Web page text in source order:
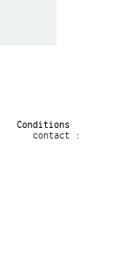
Conditions
contact :